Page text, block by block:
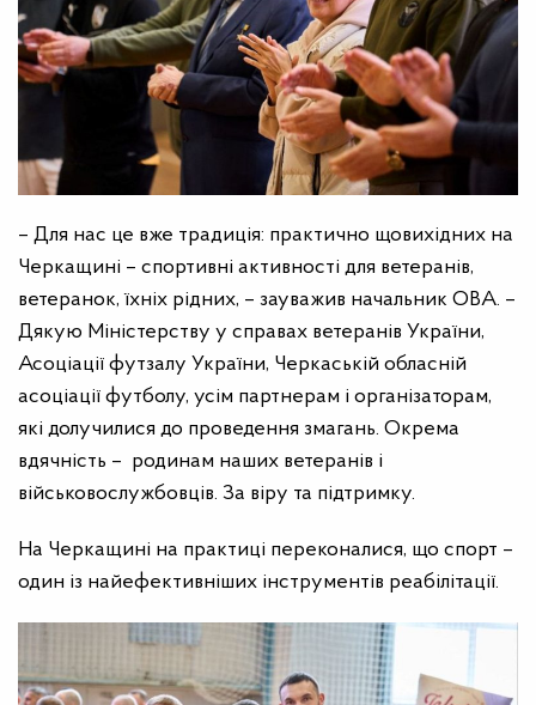
– Для нас це вже традиція: практично щовихідних на
Черкащині – спортивні активності для ветеранів,
ветеранок, їхніх рідних, – зауважив начальник ОВА. –
Дякую Міністерству у справах ветеранів України,
Асоціації футзалу України, Черкаській обласній
асоціації футболу, усім партнерам і організаторам,
які долучилися до проведення змагань. Окрема
вдячність – родинам наших ветеранів і
військовослужбовців. За віру та підтримку.
На Черкащині на практиці переконалися, що спорт –
один із найефективніших інструментів реабілітації.